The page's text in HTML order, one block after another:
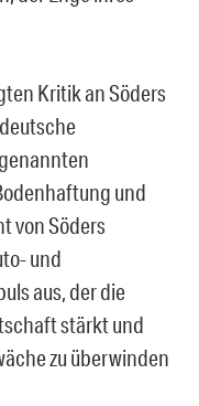
Kritik an Söders
und
von Söders
und
aus, der die
stärkt und
zu überwinden